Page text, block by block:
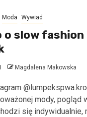
Moda Wywiad
o slow fashion
Magdalena Makowska
mody, pogląd
się indywidualnie,